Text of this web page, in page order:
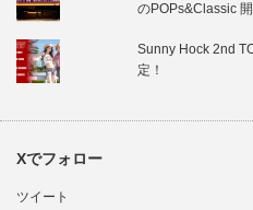
のPOPs&Classic 開
Sunny Hock 2nd
定！
Xでフォロー
ツイート